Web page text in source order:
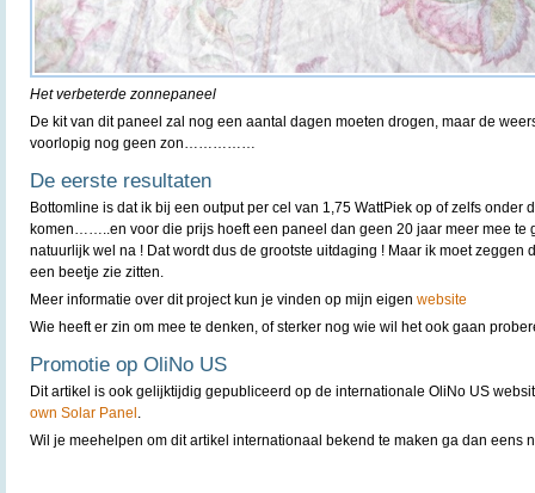
Het verbeterde zonnepaneel
De kit van dit paneel zal nog een aantal dagen moeten drogen, maar de
voorlopig nog geen zon……………
De eerste resultaten
Bottomline is dat ik bij een output per cel van 1,75 WattPiek op of zelfs onder
komen……..en voor die prijs hoeft een paneel dan geen 20 jaar meer mee te
natuurlijk wel na ! Dat wordt dus de grootste uitdaging ! Maar ik moet zeggen
een beetje zie zitten.
Meer informatie over dit project kun je vinden op mijn eigen website
Wie heeft er zin om mee te denken, of sterker nog wie wil het ook gaan
Promotie op OliNo US
Dit artikel is ook gelijktijdig gepubliceerd op de internationale OliNo US
own Solar Panel .
Wil je meehelpen om dit artikel internationaal bekend te maken ga dan eens